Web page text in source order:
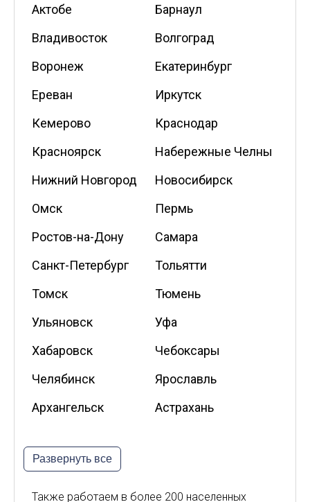
Актобе
Барнаул
Владивосток
Волгоград
Воронеж
Екатеринбург
Ереван
Иркутск
Кемерово
Краснодар
Красноярск
Набережные Челны
Нижний Новгород
Новосибирск
Омск
Пермь
Ростов-на-Дону
Самара
Санкт-Петербург
Тольятти
Томск
Тюмень
Ульяновск
Уфа
Хабаровск
Чебоксары
Челябинск
Ярославль
Архангельск
Астрахань
Калининград
Киров
Курск
Развернуть все
Также работаем в более 200 населенных